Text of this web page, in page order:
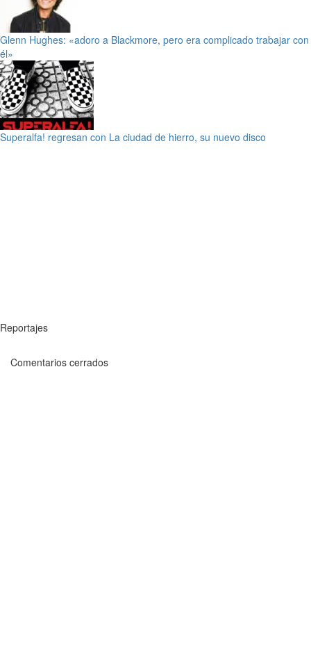
Glenn Hughes: «adoro a Blackmore, pero era complicado trabajar con
él»
Superalfa! regresan con La ciudad de hierro, su nuevo disco
Reportajes
Comentarios cerrados